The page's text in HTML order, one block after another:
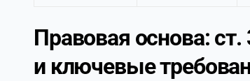
Правовая основа: ст.
и ключевые